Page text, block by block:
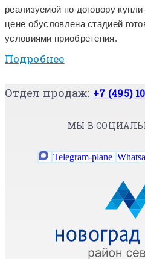
реализуемой по договору
цене обусловлена стадией
условиями приобретения.
Подробнее
Отдел продаж: +7 (495)
МЫ В
Telegram-plane